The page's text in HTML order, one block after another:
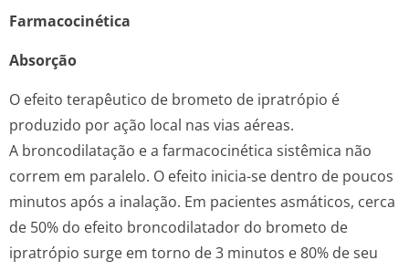
Farmacocinética
Absorção
O efeito terapêutico de brometo de ipratrópio é
produzido por ação local nas vias aéreas.
A broncodilatação e a farmacocinética sistêmica não
correm em paralelo. O efeito inicia-se dentro de poucos
minutos após a inalação. Em pacientes asmáticos, cerca
de 50% do efeito broncodilatador do brometo de
ipratrópio surge em torno de 3 minutos e 80% de seu